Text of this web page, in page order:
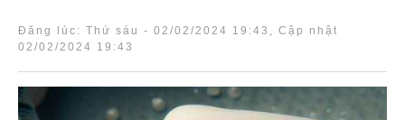
Đăng lúc: Thứ sáu - 02/02/2024 19:43 , Cập nhật
02/02/2024 19:43